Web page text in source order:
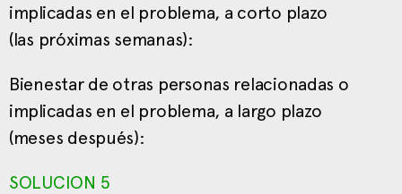
implicadas en el problema, a corto plazo
(las próximas semanas):
Bienestar de otras personas relacionadas o
implicadas en el problema, a largo plazo
(meses después):
SOLUCION 5